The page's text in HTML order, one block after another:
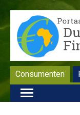
Consumenten